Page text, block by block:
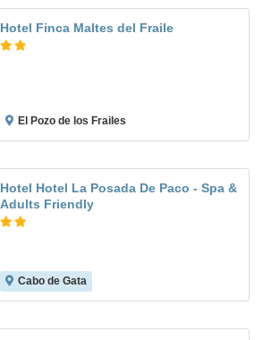
Hotel Finca Maltes del Fraile
El Pozo de los Frailes
Hotel Hotel La Posada De Paco - Spa &
Adults Friendly
Cabo de Gata